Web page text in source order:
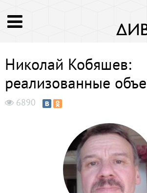
Николай Кобяшев:
реализованные
6890